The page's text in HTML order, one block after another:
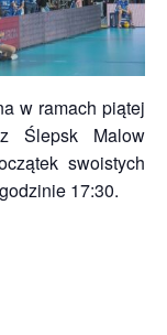
w ramach piątej
Ślepsk Malow
swoistych
17:30.